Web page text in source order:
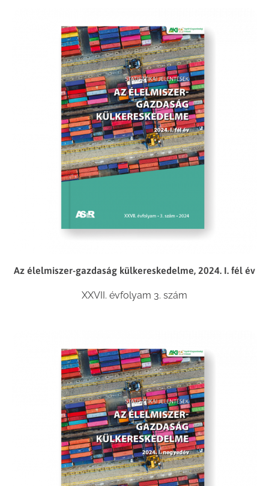
Az élelmiszer-gazdaság külkereskedelme, 2024. I. fél év
XXVII. évfolyam 3. szám